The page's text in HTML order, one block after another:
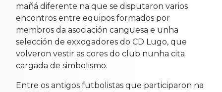
mañá diferente na que se disputaron varios
encontros entre equipos formados por
membros da asociación canguesa e unha
selección de exxogadores do CD Lugo, que
volveron vestir as cores do club nunha cita
cargada de simbolismo.
Entre os antigos futbolistas que participaron na